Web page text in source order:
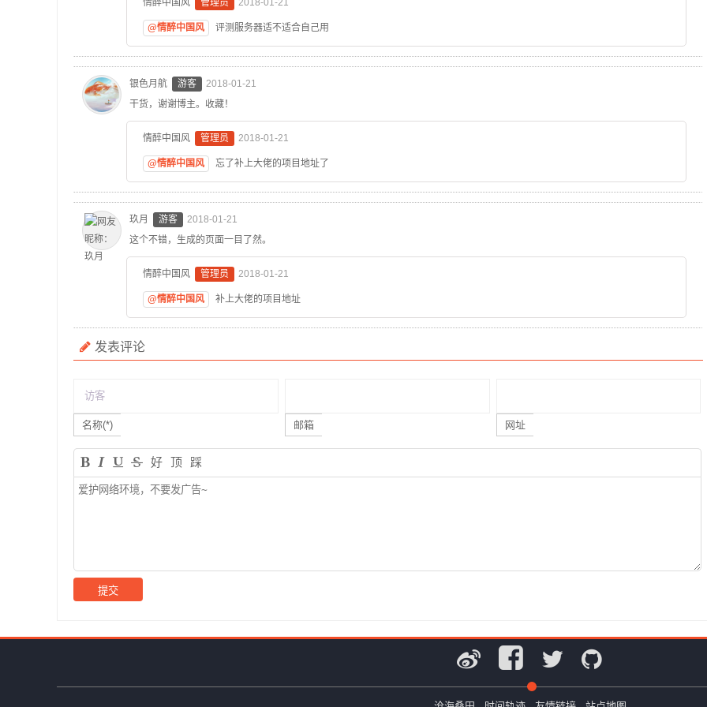
情醉中国风 管理员 2018-01-21
@情醉中国风 评测服务器适不适合自己用
银色月航 游客
2018-01-21
干货，谢谢博主。收藏！
情醉中国风 管理员 2018-01-21
@情醉中国风 忘了补上大佬的项目地址了
玖月 游客
2018-01-21
这个不错，生成的页面一目了然。
情醉中国风 管理员 2018-01-21
@情醉中国风 补上大佬的项目地址
发表评论
名称(*) 邮箱 网址
好 顶 踩